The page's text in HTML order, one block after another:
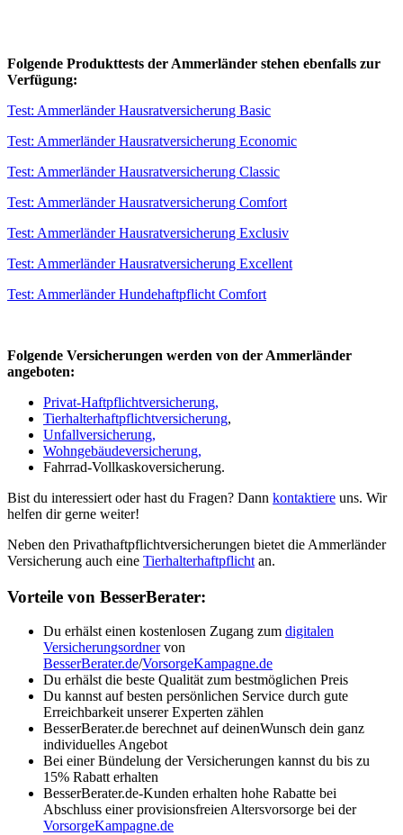
Folgende Produkttests der Ammerländer stehen ebenfalls zur
Verfügung:
Test: Ammerländer Hausratversicherung Basic
Test: Ammerländer Hausratversicherung Economic
Test: Ammerländer Hausratversicherung Classic
Test: Ammerländer Hausratversicherung Comfort
Test: Ammerländer Hausratversicherung Exclusiv
Test: Ammerländer Hausratversicherung Excellent
Test: Ammerländer Hundehaftpflicht Comfort
Folgende Versicherungen werden von der Ammerländer
angeboten:
Privat-Haftpflichtversicherung,
Tierhalterhaftpflichtversicherung,
Unfallversicherung,
Wohngebäudeversicherung,
Fahrrad-Vollkaskoversicherung.
Bist du interessiert oder hast du Fragen? Dann kontaktiere uns. Wir
helfen dir gerne weiter!
Neben den Privathaftpflichtversicherungen bietet die Ammerländer
Versicherung auch eine Tierhalterhaftpflicht an.
Vorteile von BesserBerater:
Du erhälst einen kostenlosen Zugang zum digitalen
Versicherungsordnervon
BesserBerater.de/VorsorgeKampagne.de
Du erhälst die beste Qualität zum bestmöglichen Preis
Du kannst auf besten persönlichen Service durch gute
Erreichbarkeit unserer Experten zählen
BesserBerater.de berechnet auf deinenWunsch dein ganz
individuelles Angebot
Bei einer Bündelung der Versicherungen kannst du bis zu
15% Rabatt erhalten
BesserBerater.de-Kunden erhalten hohe Rabatte bei
Abschluss einer provisionsfreien Altersvorsorge bei der
VorsorgeKampagne.de